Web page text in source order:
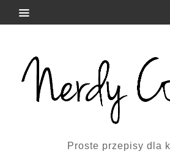
Proste przepisy dla